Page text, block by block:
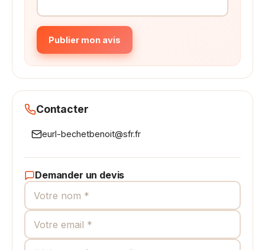
Publier mon avis
Contacter
eurl-bechetbenoit@sfr.fr
Demander un devis